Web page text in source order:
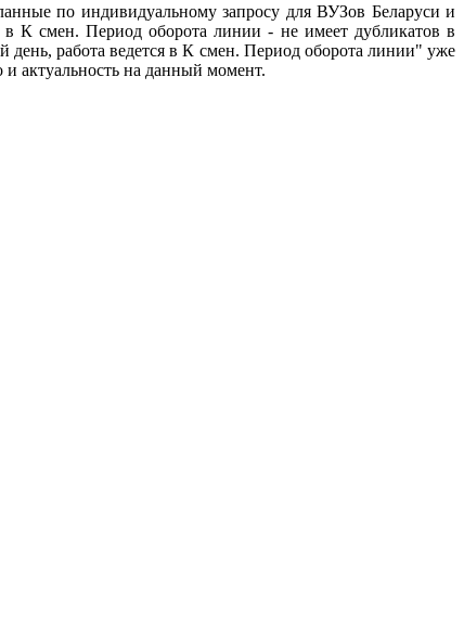
по индивидуальному запросу для ВУЗов Беларуси и
в К смен. Период оборота линии - не имеет дубликатов в
день, работа ведется в К смен. Период оборота линии" уже
актуальность на данный момент.